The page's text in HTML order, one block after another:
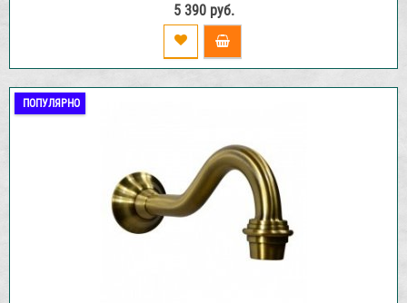
5 390 руб.
ПОПУЛЯРНО